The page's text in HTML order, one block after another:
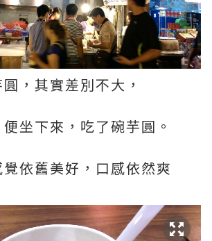
，其實差別不大，
坐下來，吃了碗芋圓。
依舊美好，口感依然爽